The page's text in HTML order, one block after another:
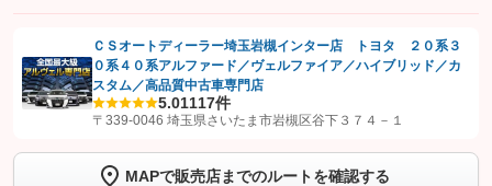
【STEP1】認証画面でグーネットを友だち追加してから「許可する」ボタンを押
します
完了してください。
ＣＳオートディーラー埼玉岩槻インター店 トヨタ ２０系３
０系４０系アルファード／ヴェルファイア／ハイブリッド／カ
スタム／高品質中古車専門店
5.01117件
〒339-0046 埼玉県さいたま市岩槻区谷下３７４－１
MAPで販売店までのルートを確認する